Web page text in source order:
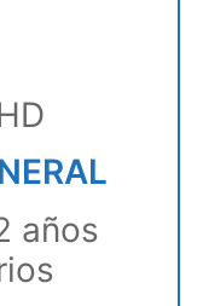
años